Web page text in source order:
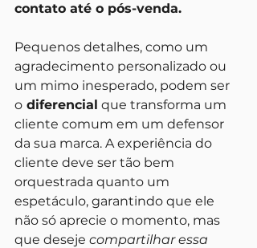
contato até o pós-venda.
Pequenos detalhes, como um
agradecimento personalizado ou
um mimo inesperado, podem ser
o diferencial que transforma um
cliente comum em um defensor
da sua marca. A experiência do
cliente deve ser tão bem
orquestrada quanto um
espetáculo, garantindo que ele
não só aprecie o momento, mas
que deseje compartilhar essa